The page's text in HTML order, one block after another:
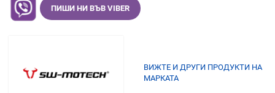
ПИШИ НИ ВЪВ VIBER
ВИЖТЕ И ДРУГИ ПРОДУКТИ НА
МАРКАТА